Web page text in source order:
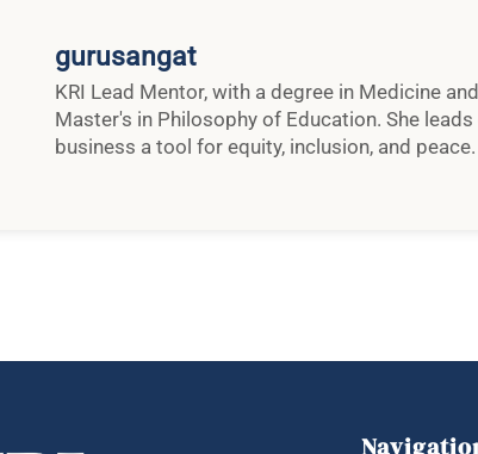
gurusangat
KRI Lead Mentor, with a degree in Medicine
Master's in Philosophy of Education. She
business a tool for equity, inclusion, and peace.